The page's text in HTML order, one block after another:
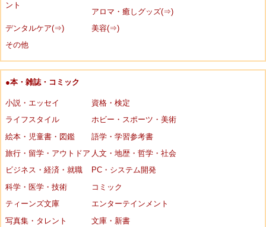
ント
アロマ・癒しグッズ(⇒)
デンタルケア(⇒)
美容(⇒)
その他
●本・雑誌・コミック
小説・エッセイ
資格・検定
ライフスタイル
ホビー・スポーツ・美術
絵本・児童書・図鑑
語学・学習参考書
旅行・留学・アウトドア 人文・地歴・哲学・社会
ビジネス・経済・就職
PC・システム開発
科学・医学・技術
コミック
ティーンズ文庫
エンターテインメント
写真集・タレント
文庫・新書